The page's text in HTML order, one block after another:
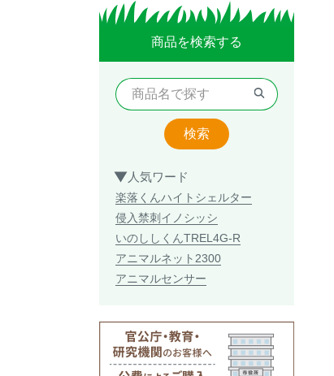
商品を検索する
検索
人気ワード
楽落くんハイトシェルター
侵入禁刺 イノシッシ
いのししくんTREL4G-R
アニマルネット2300
アニマルセンサー